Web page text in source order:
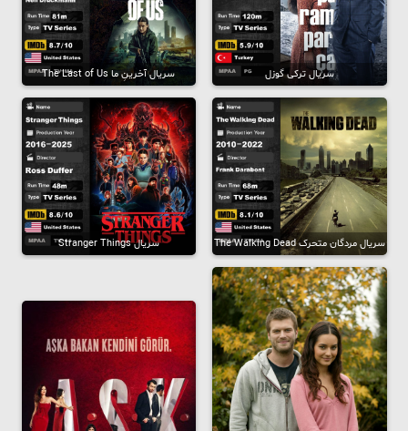
سریال ترکی گوزل سریال آخرینِ ما The Last of Us
سریال مردگان متحرک The Walking Dead سریال Stranger Things